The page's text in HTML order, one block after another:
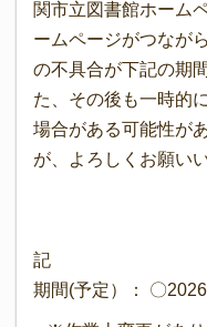
関市立図書館ホーム
ームページがつなが
の不具合が下記の期
た、その後も一時的
場合がある可能性が
が、よろしくお願い
記
期間(予定）： 〇